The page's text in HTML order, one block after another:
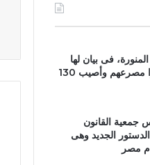
فى بيان لها
منذ قليل، أن 12 شخصا لقوا مصرعهم وأصيب 130
جمعية القانون
الجديد وهى